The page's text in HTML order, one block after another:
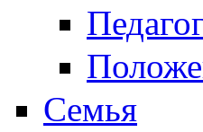
Семья